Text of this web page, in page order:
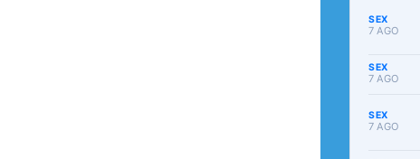
SEX
7 AGO
SEX
7 AGO
SEX
7 AGO